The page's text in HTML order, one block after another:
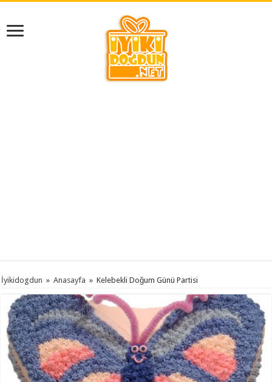
İyikidogdun » Anasayfa » Kelebekli Doğum Günü Partisi